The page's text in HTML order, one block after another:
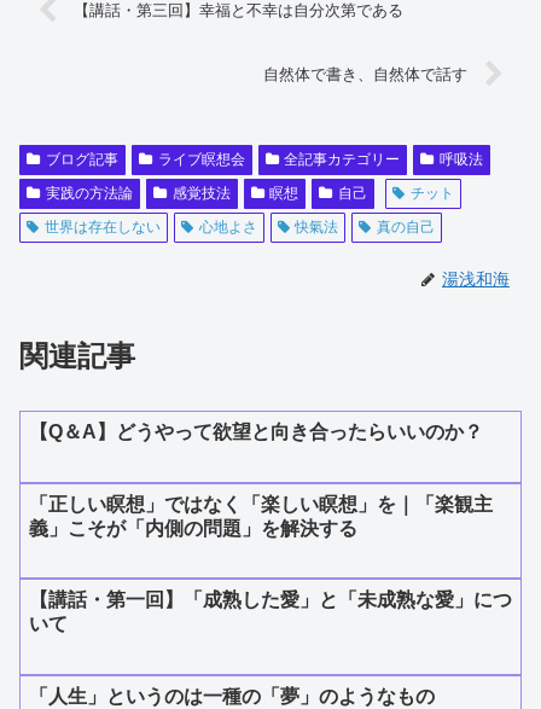
【講話・第三回】幸福と不幸は自分次第である
自然体で書き、自然体で話す
ブログ記事 ライブ瞑想会 全記事カテゴリー
呼吸法
実践の方法論
感覚技法 瞑想 自己
チット
世界は存在しない
心地よさ 快氣法 真の自己
湯浅和海
関連記事
【Q＆A】どうやって欲望と向き合ったらいいのか？
「正しい瞑想」ではなく「楽しい瞑想」を｜「楽観主
義」こそが「内側の問題」を解決する
【講話・第一回】「成熟した愛」と「未成熟な愛」につ
いて
「人生」というのは一種の「夢」のようなもの